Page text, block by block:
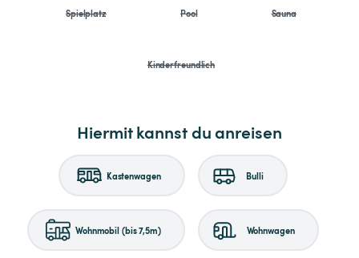
Spielplatz Pool Sauna
Kinderfreundlich
Hiermit kannst du anreisen
Kastenwagen Bulli
Wohnmobil (bis 7,5m) Wohnwagen